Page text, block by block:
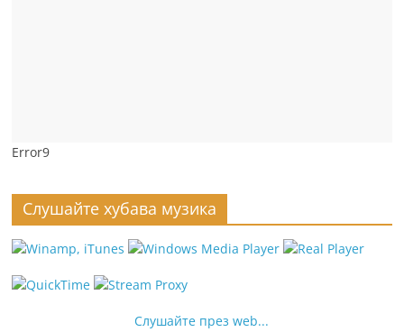
Error9
Слушайте хубава музика
Слушайте през web...